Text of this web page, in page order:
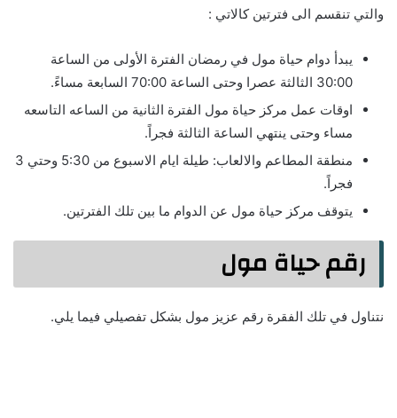
والتي تنقسم الى فترتين كالاتي :
يبدأ دوام حياة مول في رمضان الفترة الأولى من الساعة
30:00 الثالثة عصرا وحتى الساعة 70:00 السابعة مساءً.
اوقات عمل مركز حياة مول الفترة الثانية من الساعه التاسعه
مساء وحتى ينتهي الساعة الثالثة فجراً.
منطقة المطاعم والالعاب: طيلة ايام الاسبوع من 5:30 وحتي 3
فجراً.
يتوقف مركز حياة مول عن الدوام ما بين تلك الفترتين.
رقم حياة مول
نتناول في تلك الفقرة رقم عزيز مول بشكل تفصيلي فيما يلي.